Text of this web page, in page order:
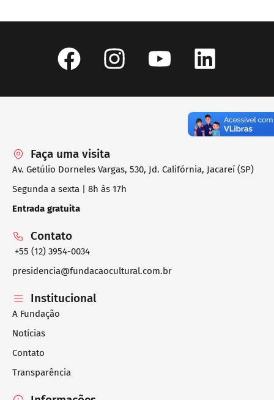
Faça uma visita
Av. Getúlio Dorneles Vargas, 530, Jd. Califórnia, Jacareí (SP)
Segunda a sexta | 8h às 17h
Entrada gratuita
Contato
+55 (12) 3954-0034
presidencia@fundacaocultural.com.br
Institucional
A Fundação
Notícias
Contato
Transparência